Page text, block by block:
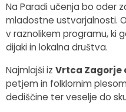
Na Paradi učenja bo oder
mladostne ustvarjalnosti.
v raznolikem programu, ki
dijaki in lokalna društva.
Najmlajši iz Vrtca Zagorje
petjem in folklornim
dediščine ter veselje do